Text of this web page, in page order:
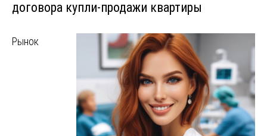
договора купли-продажи квартиры
Рынок